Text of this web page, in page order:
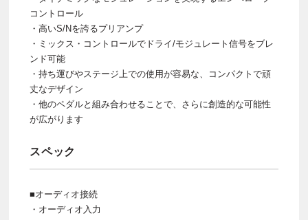
コントロール
・高いS/Nを誇るプリアンプ
・ミックス・コントロールでドライ/モジュレート信号をブレ
ンド可能
・持ち運びやステージ上での使用が容易な、コンパクトで頑
丈なデザイン
・他のペダルと組み合わせることで、さらに創造的な可能性
が広がります
スペック
■オーディオ接続
・オーディオ入力